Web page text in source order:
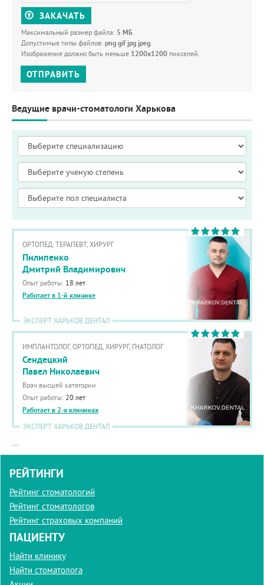
ЗАКАЧАТЬ
Максимальный размер файла: 5 МБ.
Допустимые типы файлов: png gif jpg jpeg.
Изображение должно быть меньше 1200x1200 пикселей.
ОТПРАВИТЬ
Ведущие врачи-стоматологи Харькова
ОРТОПЕД, ТЕРАПЕВТ, ХИРУРГ
Пилипенко
Дмитрий Владимирович
Опыт работы: 18 лет
Работает в 1-й клинике
ЭКСПЕРТ ХАРЬКОВ ДЕНТАЛ
ИМПЛАНТОЛОГ, ОРТОПЕД, ХИРУРГ, ГНАТОЛОГ
Сендецкий
Павел Николаевич
Врач высшей категории
Опыт работы: 20 лет
Работает в 2-х клиниках
ЭКСПЕРТ ХАРЬКОВ ДЕНТАЛ
...
РЕЙТИНГИ
Рейтинг стоматологий
Рейтинг стоматологов
Рейтинг страховых компаний
ПАЦИЕНТУ
Найти клинику
Найти стоматолога